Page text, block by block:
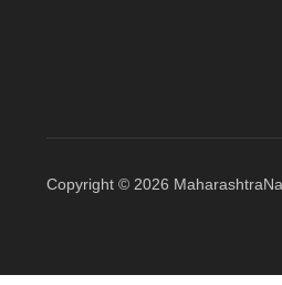
Copyright © 2026